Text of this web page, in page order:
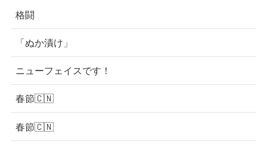
格闘
「ぬか漬け」
ニューフェイスです！
春節🇨🇳
春節🇨🇳